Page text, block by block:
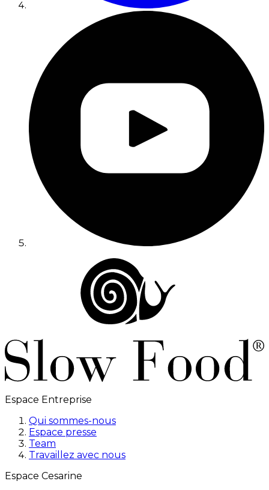
Espace Entreprise
Qui sommes-nous
Espace presse
Team
Travaillez avec nous
Espace Cesarine